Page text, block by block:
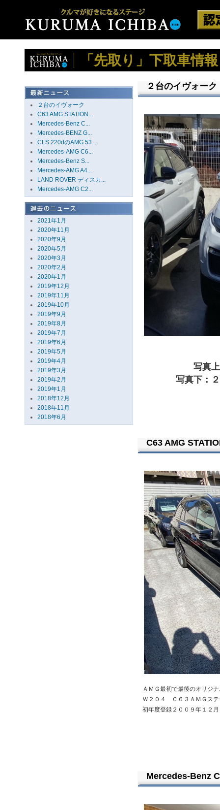
「先取り」下取車情報
２台のイヴォーク
C63 AMG STATION...
Mercedes-Benz C...
Mercedes-BENZ G...
CLS 220dのAMG 53...
Mercedes-AMG C6...
Mercedes-Benz S...
Mercedes-AMG A4...
LAND ROVER ディスカ...
Mercedes-AMG C2...
2021年1月
2020年11月
2020年9月
2020年5月
2020年3月
2020年2月
2020年1月
2019年12月
2019年11月
2019年10月
2019年9月
2019年8月
2019年7月
2019年6月
2019年5月
2019年4月
2019年3月
2019年2月
2019年1月
2018年12月
2018年11月
2018年6月
２台のイヴォーク
写真
写真下：
C63 AMG
ＡＭＧ最初で最後のオリジ
Ｗ２０４ Ｃ６３ＡＭＧステ
初年度登録２００９年１２
Mercedes-Benz